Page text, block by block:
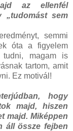
az ellenfél
„tudomást sem
semmi
óta a figyelem
tudni, magam is
tartom, amit
Ez motivál!
hogy
majd, hiszen
majd. Miképpen
áll össze fejben